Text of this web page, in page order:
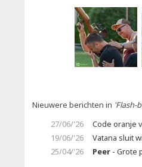
Nieuwere berichten in 'Flash-
27/06/'26
Code oranje
19/06/'26
Vatana sluit
25/04/'26
Peer - Grote